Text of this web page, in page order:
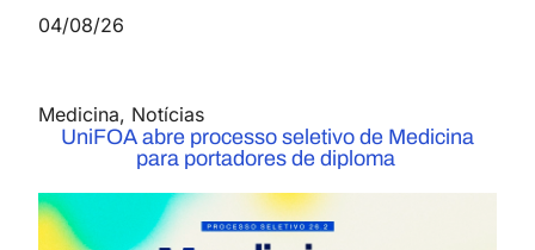
04/08/26
Medicina, Notícias
UniFOA abre processo seletivo de Medicina
para portadores de diploma